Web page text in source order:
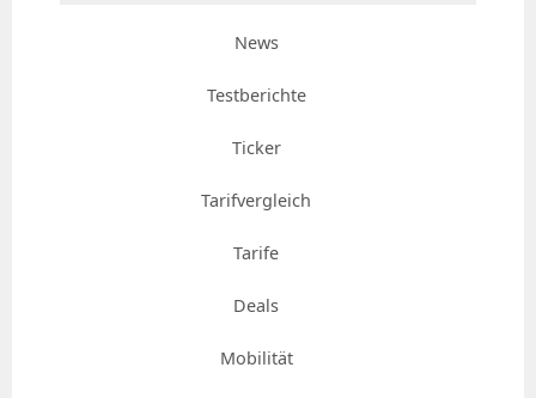
News
Testberichte
Ticker
Tarifvergleich
Tarife
Deals
Mobilität